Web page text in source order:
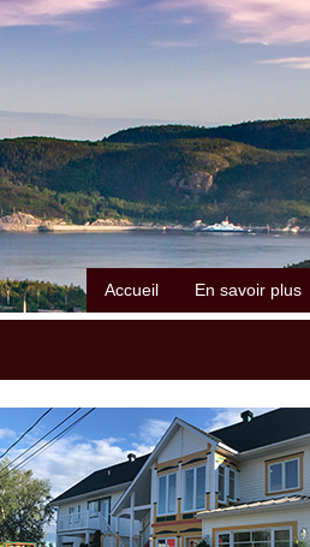
Accueil En savoir plus